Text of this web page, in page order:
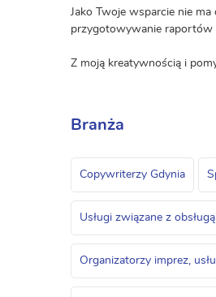
Jako Twoje wsparcie nie
przygotowywanie raportów
Z moją kreatywnością i
Branża
Copywriterzy Gdynia
Usługi związane z
Organizatorzy imprez,